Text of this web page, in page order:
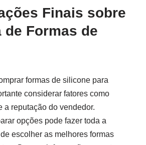
Finais sobre
de Formas de
formas de silicone para
considerar fatores como
a reputação do vendedor.
opções pode fazer toda a
escolher as melhores formas